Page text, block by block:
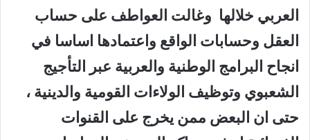
العربي خلالها وغالت العواطف على حساب
العقل وحسابات الواقع واعتمادها اساسا في
انجاح البرامج الوطنية والعربية عبر التأجيج
الشعبوي وتوظيف الولاءات القومية والدينية ،
حتى ان البعض ممن يخرج على القنوات